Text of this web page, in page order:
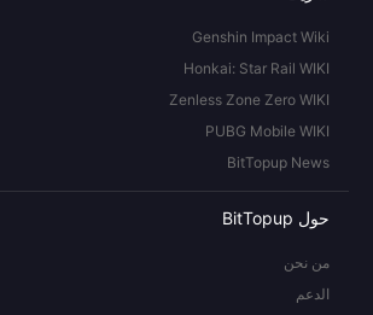
Genshin Impact Wiki
Honkai: Star Rail WIKI
Zenless Zone Zero WIKI
PUBG Mobile WIKI
BitTopup News
حول BitTopup
من نحن
الدعم